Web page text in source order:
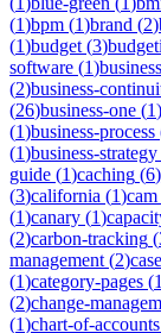
(1)bpm (1)brand (2)
(1)budget (3)
software (1)
(2)business-
(26)business-one (1)
(1)business-process
(1)business-strategy
guide (1)caching (6)
(3)california (1)cam
(1)canary (1)
(2)carbon-tracking (
management (2)
(1)category-pages (1
(2)change-
(1)chart-of-accounts